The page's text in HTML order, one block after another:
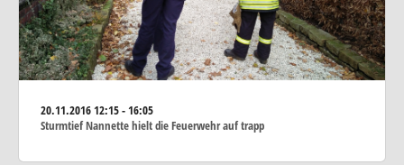
20.11.201612:15 - 16:05
Sturmtief Nannette hielt die Feuerwehr auf trapp